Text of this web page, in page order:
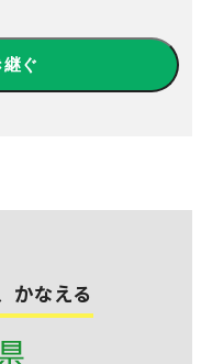
継ぐ
かなえる